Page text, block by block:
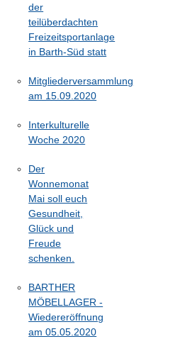
der
teilüberdachten
Freizeitsportanlage
in Barth-Süd statt
Mitgliederversammlung
am 15.09.2020
Interkulturelle
Woche 2020
Der
Wonnemonat
Mai soll euch
Gesundheit,
Glück und
Freude
schenken.
BARTHER
MÖBELLAGER -
Wiedereröffnung
am 05.05.2020